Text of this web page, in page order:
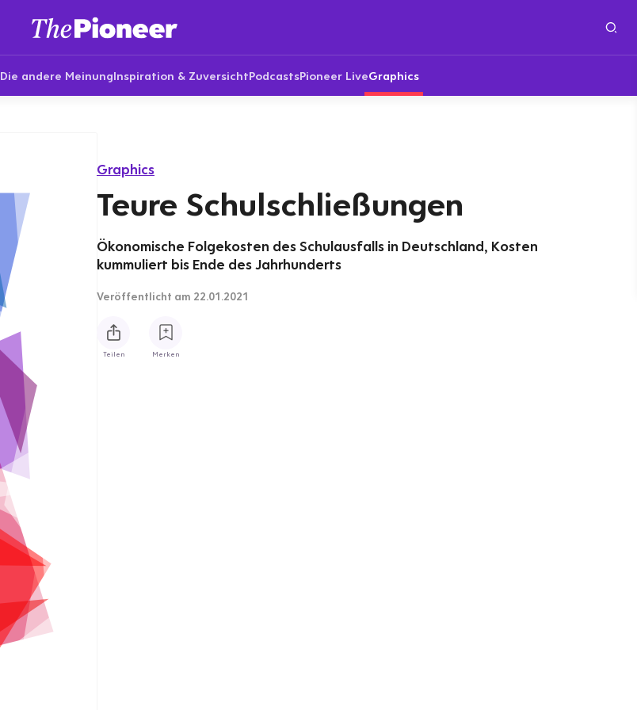
Die andere MeinungInspiration & ZuversichtPodcastsPioneer LiveGraphics
Graphics
Teure Schulschließungen
Ökonomische Folgekosten des Schulausfalls in Deutschland, Kosten
kummuliert bis Ende des Jahrhunderts
Veröffentlicht am 22.01.2021
Teilen Merken